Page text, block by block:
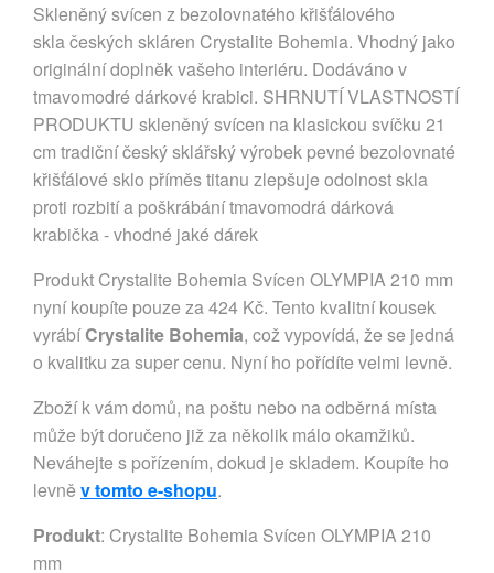
Skleněný svícen z bezolovnatého křišťálového
skla českých skláren Crystalite Bohemia. Vhodný jako
originální doplněk vašeho interiéru. Dodáváno v
tmavomodré dárkové krabici. SHRNUTÍ VLASTNOSTÍ
PRODUKTU skleněný svícen na klasickou svíčku 21
cm tradiční český sklářský výrobek pevné bezolovnaté
křišťálové sklo příměs titanu zlepšuje odolnost skla
proti rozbití a poškrábání tmavomodrá dárková
krabička - vhodné jaké dárek
Produkt Crystalite Bohemia Svícen OLYMPIA 210 mm
nyní koupíte pouze za 424 Kč. Tento kvalitní kousek
vyrábíCrystalite Bohemia, což vypovídá, že se jedná
o kvalitku za super cenu. Nyní ho pořídíte velmi levně.
Zboží k vám domů, na poštu nebo na odběrná místa
může být doručeno již za několik málo okamžiků.
Neváhejte s pořízením, dokud je skladem. Koupíte ho
levně v tomto e-shopu.
Produkt: Crystalite Bohemia Svícen OLYMPIA 210
mm